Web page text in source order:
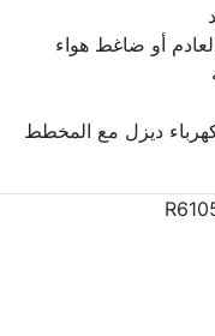
أو ضاغط هواء
ديزل مع المخطط